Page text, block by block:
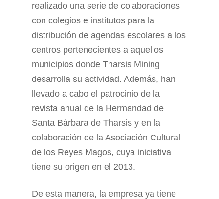
realizado una serie de colaboraciones
con colegios e institutos para la
distribución de agendas escolares a los
centros pertenecientes a aquellos
municipios donde Tharsis Mining
desarrolla su actividad. Además, han
llevado a cabo el patrocinio de la
revista anual de la Hermandad de
Santa Bárbara de Tharsis y en la
colaboración de la Asociación Cultural
de los Reyes Magos, cuya iniciativa
tiene su origen en el 2013.
De esta manera, la empresa ya tiene